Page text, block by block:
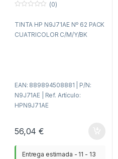
r
(0)
TINTA HP N9J71AE Nº 62 PACK
CUATRICOLOR C/M/Y/BK
EAN: 889894508881 | P/N:
N9J71AE | Ref. Artículo:
HPN9J71AE
56,04€
Entrega estimada - 11 - 13